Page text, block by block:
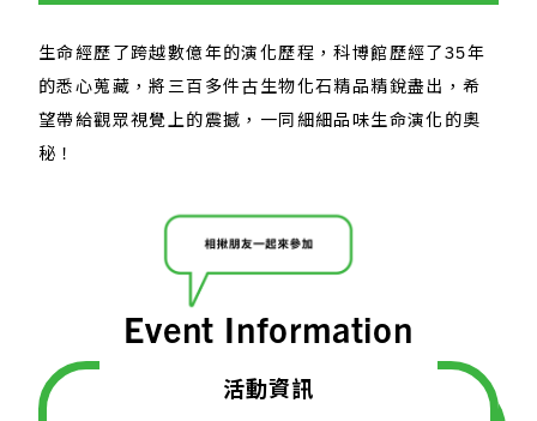
生命經歷了跨越數億年的演化歷程，科博館歷經了35年
的悉心蒐藏，將三百多件古生物化石精品精銳盡出，希
望帶給觀眾視覺上的震撼，一同細細品味生命演化的奧
秘！
Event Information
活動資訊